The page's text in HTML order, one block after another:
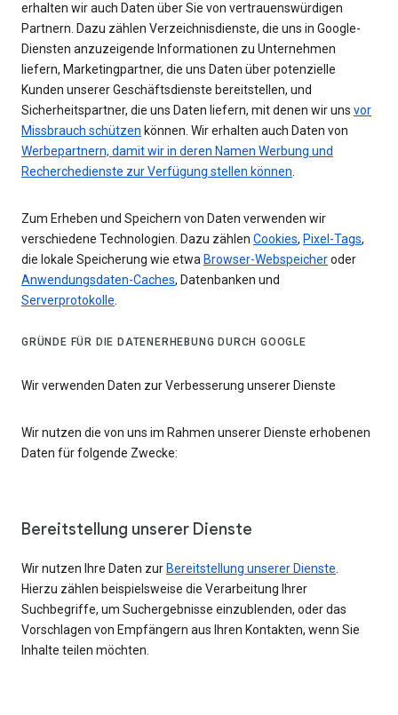
erhalten wir auch Daten über Sie von vertrauenswürdigen
Partnern. Dazu zählen Verzeichnisdienste, die uns in Google-
Diensten anzuzeigende Informationen zu Unternehmen
liefern, Marketingpartner, die uns Daten über potenzielle
Kunden unserer Geschäftsdienste bereitstellen, und
Sicherheitspartner, die uns Daten liefern, mit denen wir uns vor
Missbrauch schützen können. Wir erhalten auch Daten von
Werbepartnern, damit wir in deren Namen Werbung und
Recherchedienste zur Verfügung stellen können.
Zum Erheben und Speichern von Daten verwenden wir
verschiedene Technologien. Dazu zählen Cookies, Pixel-Tags,
die lokale Speicherung wie etwa Browser-Webspeicheroder
Anwendungsdaten-Caches, Datenbanken und
Serverprotokolle.
GRÜNDE FÜR DIE DATENERHEBUNG DURCH GOOGLE
Wir verwenden Daten zur Verbesserung unserer Dienste
Wir nutzen die von uns im Rahmen unserer Dienste erhobenen
Daten für folgende Zwecke:
Bereitstellung unserer Dienste
Wir nutzen Ihre Daten zur Bereitstellung unserer Dienste
Hierzu zählen beispielsweise die Verarbeitung Ihrer
Suchbegriffe, um Suchergebnisse einzublenden, oder das
Vorschlagen von Empfängern aus Ihren Kontakten, wenn Sie
Inhalte teilen möchten.